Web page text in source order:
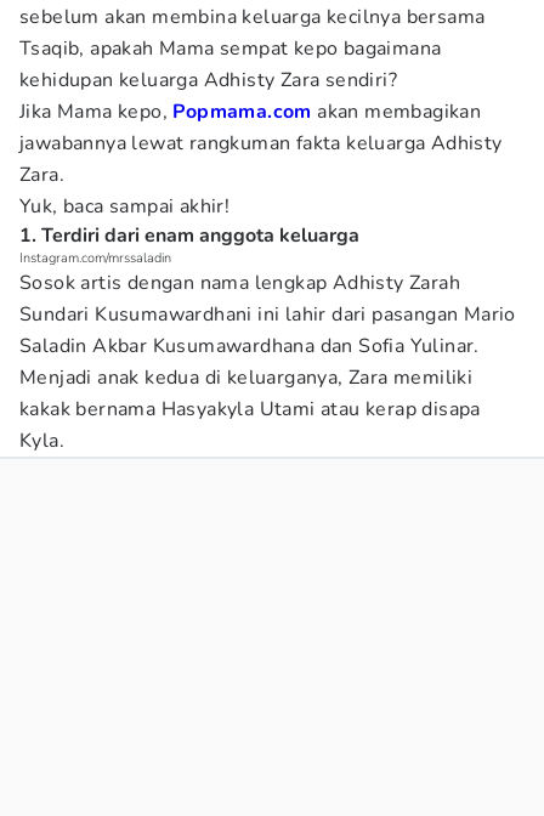
sebelum akan membina keluarga kecilnya bersama
Tsaqib, apakah Mama sempat kepo bagaimana
kehidupan keluarga Adhisty Zara sendiri?
Jika Mama kepo, Popmama.com akan membagikan
jawabannya lewat rangkuman fakta keluarga Adhisty
Zara.
Yuk, baca sampai akhir!
1. Terdiri dari enam anggota keluarga
Instagram.com/mrssaladin
Sosok artis dengan nama lengkap Adhisty Zarah
Sundari Kusumawardhani ini lahir dari pasangan Mario
Saladin Akbar Kusumawardhana dan Sofia Yulinar.
Menjadi anak kedua di keluarganya, Zara memiliki
kakak bernama Hasyakyla Utami atau kerap disapa
Kyla.